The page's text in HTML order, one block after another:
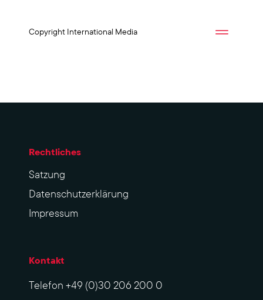
Copyright International Media
Rechtliches
Sat­zung
Datenschutzerklärung
Impres­sum
Kontakt
Telefon +49 (0)30 206 200 0